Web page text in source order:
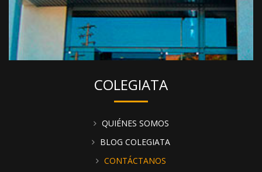
COLEGIATA
QUIÉNES SOMOS
BLOG COLEGIATA
CONTÁCTANOS